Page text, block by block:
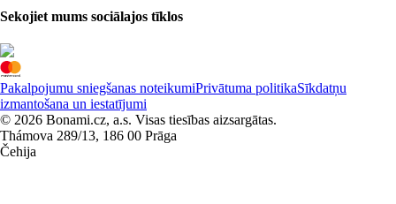
Sekojiet mums sociālajos tīklos
Pakalpojumu sniegšanas noteikumiPrivātuma politikaSīkdatņu
izmantošana un iestatījumi
© 2026 Bonami.cz, a.s. Visas tiesības aizsargātas.
Thámova 289/13, 186 00 Prāga
Čehija